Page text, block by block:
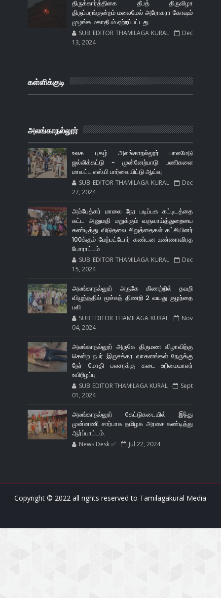
திருக்கார்த்திகை தீபத் திருவிழா
திருப்பரங்குன்றம் மலைமேல் அரோகரா கோஷம்
முழங்க மகாதீபம் ஏற்றப்பட்டது.
SUB EDITOR THAMILAGA KURAL
Dec
13, 2024
கள்ளிக்குடி
அலங்காநல்லூர்
உலக புகழ் அலங்காநல்லூர் பாலமேடு
ஜல்லிக்கட்டு - முன்னேற்பாடு பணிகளை
மாவட்ட எஸ்.பி பார்வையிட்டு ஆய்வு
SUB EDITOR THAMILAGA KURAL
Dec
27, 2024
அம்பேத்கர் மாலை நேர படிப்பக கட்டிடத்தை
கட்ட அனுமதி மறுக்கும் வருவாய்த்துறையை
கண்டித்து விடுதலை சிறுத்தைகள் கட்சியினர்
100க்கும் மேற்பட்டோர் கண்டன உண்ணாவிரத
போராட்டம்
SUB EDITOR THAMILAGA KURAL
Dec
15, 2024
அலங்காநல்லூர் அருகே கிணற்றில் தவறி
விழுந்ததில் மூச்சுத் திணறி 2 வயது குழந்தை
பலி
SUB EDITOR THAMILAGA KURAL
Nov
04, 2024
அலங்காநல்லூர் அருகே திருமண விழாவிற்கு
சென்ற நபர் இருசக்கர வாகனங்கள் நேருக்கு
நேர் மோதி பலசரக்கு கடை உரிமையாளர்
உயிரிழப்பு
SUB EDITOR THAMILAGA KURAL
Sept
01, 2024
அலங்காநல்லூர் கேட்டுகடையில் இந்து
முன்னணி சார்பாக தமிழக அரசை கண்டித்து
ஆர்ப்பாட்டம்.
News Desk ✅ Jul 22, 2024
Copyright © 2022 all rights reserved to Tamilagakural Media